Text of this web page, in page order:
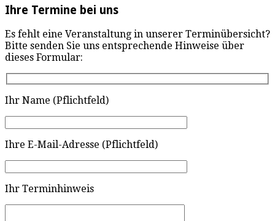
Ihre Termine bei uns
Es fehlt eine Veranstaltung in unserer Terminübersicht?
Bitte senden Sie uns entsprechende Hinweise über
dieses Formular:
Ihr Name (Pflichtfeld)
Ihre E-Mail-Adresse (Pflichtfeld)
Ihr Terminhinweis